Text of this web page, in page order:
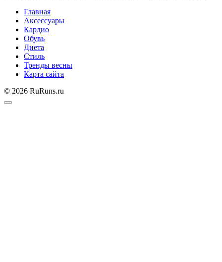
Главная
Аксессуары
Кардио
Обувь
Диета
Стиль
Тренды весны
Карта сайта
© 2026 RuRuns.ru